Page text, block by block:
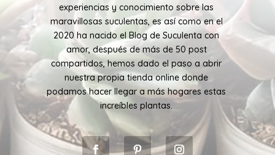
experiencias y conocimiento sobre las
maravillosas suculentas, es así como en el
2020 ha nacido el Blog de Suculenta con
amor, después de más de 50 post
compartidos, hemos dado el paso a abrir
nuestra propia tienda online donde
podamos hacer llegar a más hogares estas
increíbles plantas.